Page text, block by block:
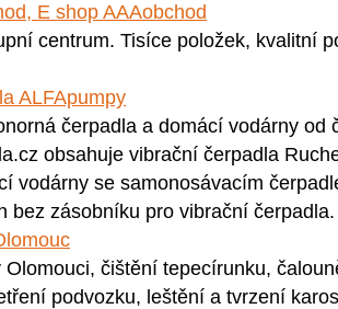
E shop AAAobchod
centrum. Tisíce položek, kvalitní
ALFApumpy
čerpadla a domácí vodárny od
obsahuje vibrační čerpadla
vodárny se samonosávacím
bez zásobníku pro vibrační čerpadla.
čištění tepecírunku,
podvozku, leštění a tvrzení